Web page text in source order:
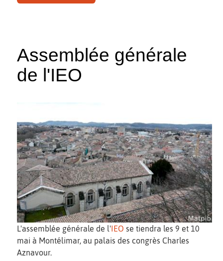
Assemblée générale
de l'IEO
L'assemblée générale de l'IEO se tiendra les 9 et 10
mai à Montélimar, au palais des congrès Charles
Aznavour.